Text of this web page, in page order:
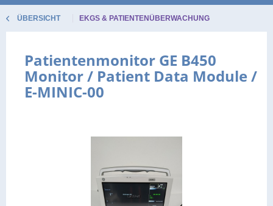
ÜBERSICHT EKGS & PATIENTENÜBERWACHUNG
Patientenmonitor GE B450
Monitor / Patient Data Module /
E-MINIC-00